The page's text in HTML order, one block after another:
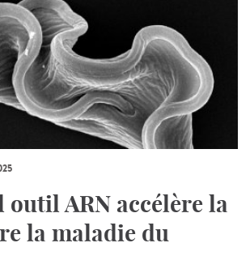
outil ARN accélère la
la maladie du